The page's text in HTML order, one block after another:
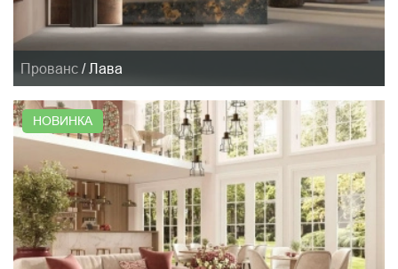
Прованс / Лава
НОВИНКА